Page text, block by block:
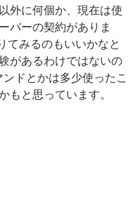
外に何個か、現在は使
バーの契約がありま
てみるのもいいかなと
があるわけではないの
ドとかは多少使ったこ
もと思っています。